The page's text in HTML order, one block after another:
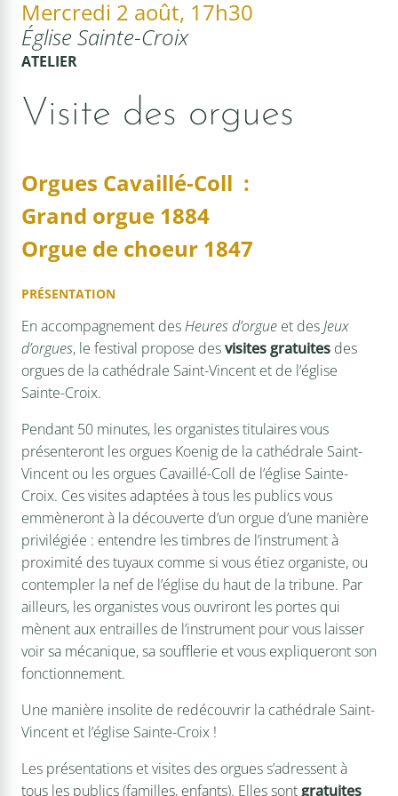
Mercredi 2 août, 17h30
Église Sainte-Croix
ATELIER
Visite des orgues
Orgues Cavaillé-Coll :
Grand orgue 1884
Orgue de choeur 1847
PRÉSENTATION
En accompagnement desHeures d’orgue et desJeux
d’orgues, le festival propose desvisites gratuites des
orgues de la cathédrale Saint-Vincent et de l’église
Sainte-Croix.
Pendant 50 minutes, les organistes titulaires vous
présenteront les orgues Koenig de la cathédrale Saint-
Vincent ou les orgues Cavaillé-Coll de l’église Sainte-
Croix. Ces visites adaptées à tous les publics vous
emmèneront à la découverte d’un orgue d’une manière
privilégiée : entendre les timbres de l’instrument à
proximité des tuyaux comme si vous étiez organiste, ou
contempler la nef de l’église du haut de la tribune. Par
ailleurs, les organistes vous ouvriront les portes qui
mènent aux entrailles de l’instrument pour vous laisser
voir sa mécanique, sa soufflerie et vous expliqueront son
fonctionnement.
Une manière insolite de redécouvrir la cathédrale Saint-
Vincent et l’église Sainte-Croix !
Les présentations et visites des orgues s’adressent à
tous les publics­ (familles, enfants). Elles sontgratuites